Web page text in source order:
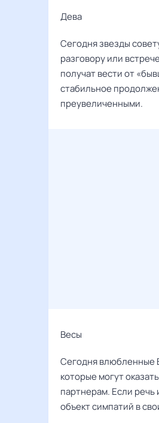
Дева ‌‌
Сегодня звезды
разговору или
получат вести от
стабильное
преувеличенными.
Весы ‌‌
Сегодня влюбленные
которые могут
партнерам. Если речь
объект симпатий в